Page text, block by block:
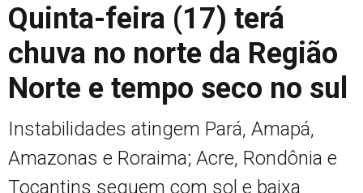
Quinta-feira (17) terá
chuva no norte da Região
Norte e tempo seco no sul
Instabilidades atingem Pará, Amapá,
Amazonas e Roraima; Acre, Rondônia e
Tocantins seguem com sol e baixa